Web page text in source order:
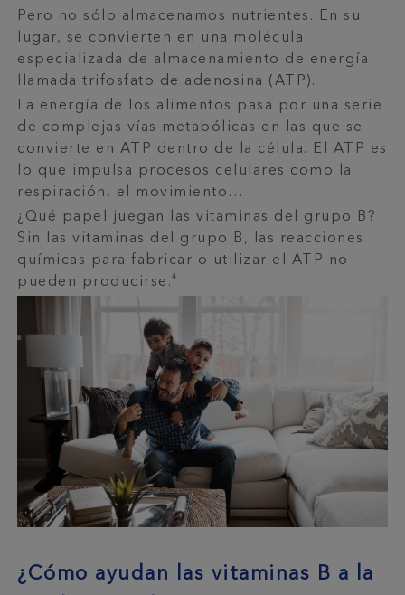
Pero no sólo almacenamos nutrientes. En su
lugar, se convierten en una molécula
especializada de almacenamiento de energía
llamada trifosfato de adenosina (ATP).
La energía de los alimentos pasa por una serie
de complejas vías metabólicas en las que se
convierte en ATP dentro de la célula. El ATP es
lo que impulsa procesos celulares como la
respiración, el movimiento…
¿Qué papel juegan las vitaminas del grupo B?
Sin las vitaminas del grupo B, las reacciones
químicas para fabricar o utilizar el ATP no
pueden producirse. 4
¿Cómo ayudan las vitaminas B a la